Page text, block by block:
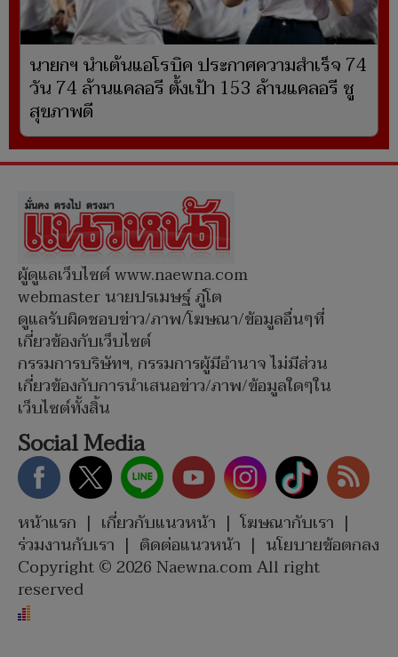
นายกฯ นำเต้นแอโรบิค ประกาศความสำเร็จ 74
วัน 74 ล้านแคลอรี ตั้งเป้า 153 ล้านแคลอรี ชู
สุขภาพดี
ผู้ดูแลเว็บไซต์ www.naewna.com
webmaster นายปรเมษฐ์ ภู่โต
ดูแลรับผิดชอบข่าว/ภาพ/โฆษณา/ข้อมูลอื่นๆที่
เกี่ยวข้องกับเว็บไซต์
กรรมการบริษัทฯ, กรรมการผู้มีอำนาจ ไม่มีส่วน
เกี่ยวข้องกับการนำเสนอข่าว/ภาพ/ข้อมูลใดๆใน
เว็บไซต์ทั้งสิ้น
Social Media
หน้าแรก | เกี่ยวกับแนวหน้า | โฆษณากับเรา |
ร่วมงานกับเรา | ติดต่อแนวหน้า | นโยบายข้อตกลง
Copyright © 2026 Naewna.com All right
reserved